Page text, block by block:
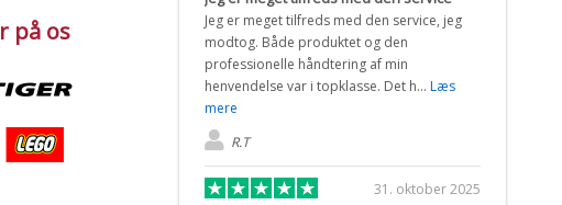
på os
Jeg er meget tilfreds med den service, jeg
modtog. Både produktet og den
professionelle håndtering af min
henvendelse var i topklasse. Det h...Læs
mere
R.T
31. oktober 2025